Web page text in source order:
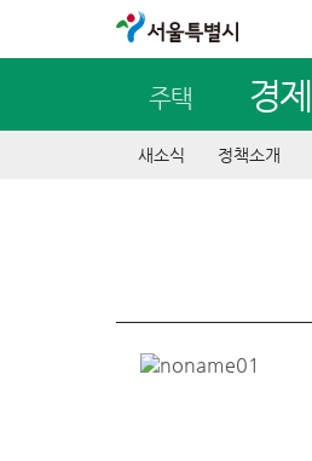
서울특별시
주택 경제
새소식 정책소개